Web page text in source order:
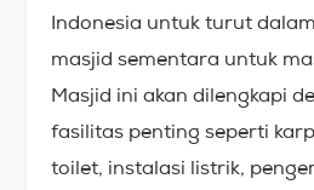
Indonesia untuk turut
masjid sementara untuk
Masjid ini akan dilengkapi
fasilitas penting seperti
toilet, instalasi listrik,